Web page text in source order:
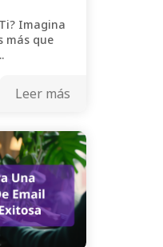
Imagina
más que
Leer más